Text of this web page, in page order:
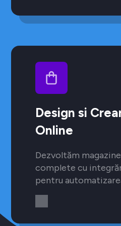
Design si
Online
Dezvoltăm
complete cu
pentru